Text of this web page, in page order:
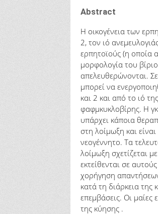
Abstract
Η οικογένεια των
2, τον ιό
ερπητοϊούς (η οποία
μορφολογία του
απελευθερώνονται.
μπορεί να
και 2 και από το ιό
φαφμκυκλοβίρης. Η
υπάρχει κάποια
στη λοίμωξη και
νεογέννητο. Τα
λοίμωξη σχετίζεται
εκτείθενται σε
χορήγηση απαντήσεων
κατά τη διάρκεια
επεμβάσεις. Οι μαίες
της κύησης .